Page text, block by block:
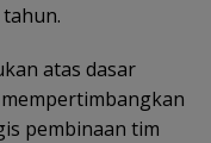
atas dasar
pembinaan tim